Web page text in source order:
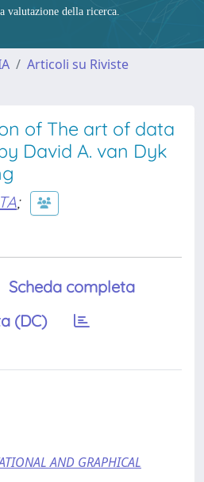
valutazione della ricerca.
Articoli su Riviste
of The art of data
David A. van Dyk
;
Scheda completa
(DC)
AND GRAPHICAL